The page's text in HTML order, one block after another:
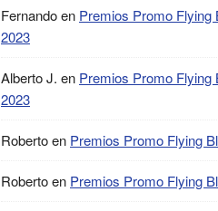
Fernandoen Premios Promo Flying
2023
Alberto J. en Premios Promo Flying
2023
Robertoen Premios Promo Flying
Robertoen Premios Promo Flying